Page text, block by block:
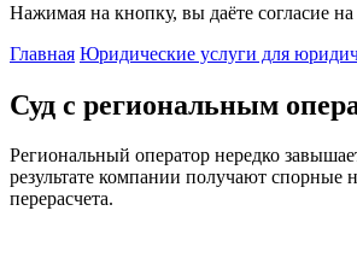
Нажимая на кнопку, вы даёте согласие на
Главная Юридические услуги для
Суд с региональным
Региональный оператор нередко
результате компании получают спорные
перерасчета.